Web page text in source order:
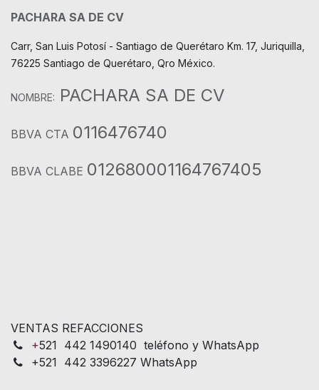
PACHARA SA DE CV
Carr, San Luis Potosí - Santiago de Querétaro Km. 17, Juriquilla,
76225 Santiago de Querétaro, Qro México.
NOMBRE: PACHARA SA DE CV
BBVA CTA 0116476740
BBVA CLABE 012680001164767405
VENTAS REFACCIONES
+521 442 1490140 teléfono y WhatsApp
+521 442 3396227 WhatsApp